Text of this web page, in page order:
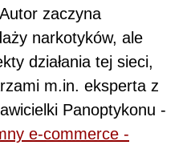
zaczyna
narkotyków, ale
działania tej sieci,
m.in. eksperta z
Panoptykonu -
e-commerce -